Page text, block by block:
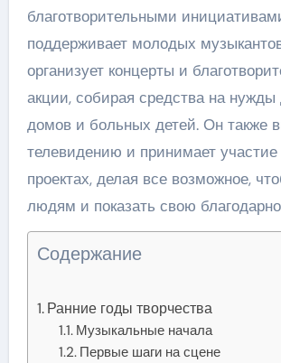
благотворительными
поддерживает молодых
организует концерты и
акции, собирая средства на нужды
домов и больных детей. Он также
телевидению и принимает
проектах, делая все возможное,
людям и показать свою
Содержание
Ранние годы творчества
Музыкальные начала
Первые шаги на сцене